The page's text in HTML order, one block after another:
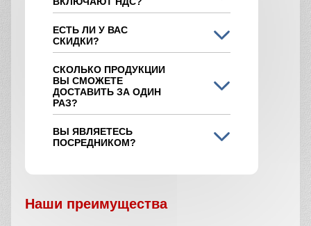
ЕСТЬ ЛИ У ВАС
СКИДКИ?
СКОЛЬКО ПРОДУКЦИИ
ВЫ СМОЖЕТЕ
ДОСТАВИТЬ ЗА ОДИН
РАЗ?
ВЫ ЯВЛЯЕТЕСЬ
ПОСРЕДНИКОМ?
Наши преимущества